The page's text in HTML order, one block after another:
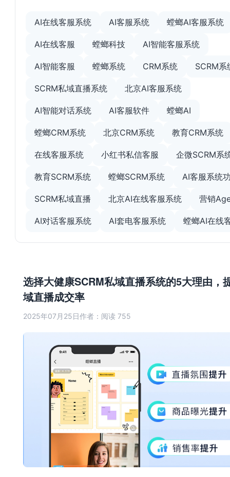
选择大健康SCRM私域直播系统的5大理由，
域直播成交率
2025年07月25日作者： 阅读 755
AI在线客服系统 AI客服系统 螳螂AI客服系统
AI在线客服 螳螂科技 AI智能客服系统
AI智能客服 螳螂系统 CRM系统 SCRM系
SCRM私域直播系统 北京AI客服系统
AI智能对话系统 AI客服软件 螳螂AI
螳螂CRM系统 北京CRM系统 教育CRM系统
在线客服系统 小红书私信客服 企微SCRM系
教育SCRM系统 螳螂SCRM系统 AI客服系统
SCRM私域直播 北京AI在线客服系统 营销
AI对话客服系统 AI套电客服系统 螳螂AI在线